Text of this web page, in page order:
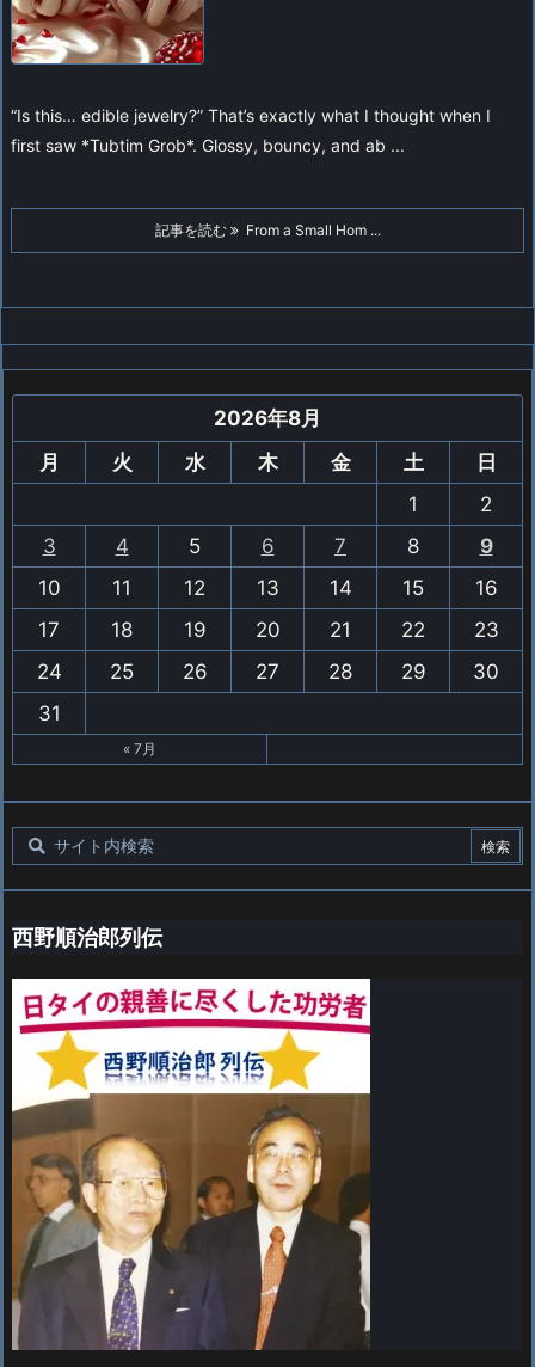
“Is this… edible jewelry?” That’s exactly what I thought when I
first saw *Tubtim Grob*. Glossy, bouncy, and ab ...
記事を読む From a Small Hom ...
2026年8月
月
火 水 木 金 土
日
1
2
3
4 5 6 7 8
9
10
11 12 13 14 15
16
17
18 19 20 21 22
23
24
25 26 27 28 29
30
31
« 7月
西野順治郎列伝